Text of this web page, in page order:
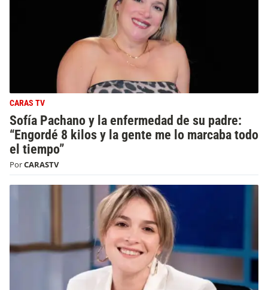
CARAS TV
Sofía Pachano y la enfermedad de su padre:
“Engordé 8 kilos y la gente me lo marcaba todo
el tiempo”
PorCARASTV